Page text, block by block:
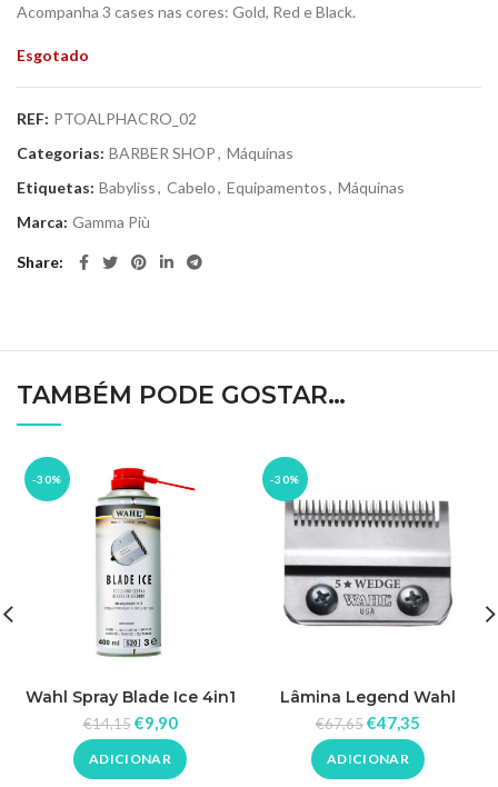
Acompanha 3 cases nas cores: Gold, Red e Black.
Esgotado
REF: PTOALPHACRO_02
Categorias: BARBER SHOP, Máquinas
Etiquetas: Babyliss, Cabelo, Equipamentos, Máquinas
Marca: Gamma Più
Share
TAMBÉM PODE GOSTAR…
-30%
Wahl Spray Blade Ice 4in1
400ml
€14,15 €9,90
ADICIONAR
-30%
Lâmina Legend Wahl
02228-416
€67,65€47,35
ADICIONAR